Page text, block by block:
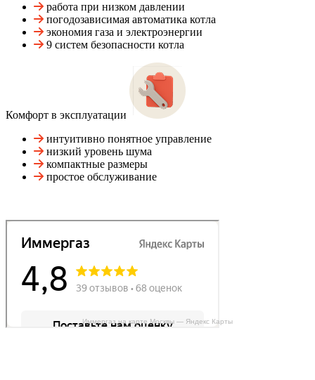
работа при низком давлении
погодозависимая автоматика котла
экономия газа и электроэнергии
9 систем безопасности котла
Комфорт в эксплуатации
интуитивно понятное управление
низкий уровень шума
компактные размеры
простое обслуживание
Иммергаз на карте Москвы — Яндекс Карты